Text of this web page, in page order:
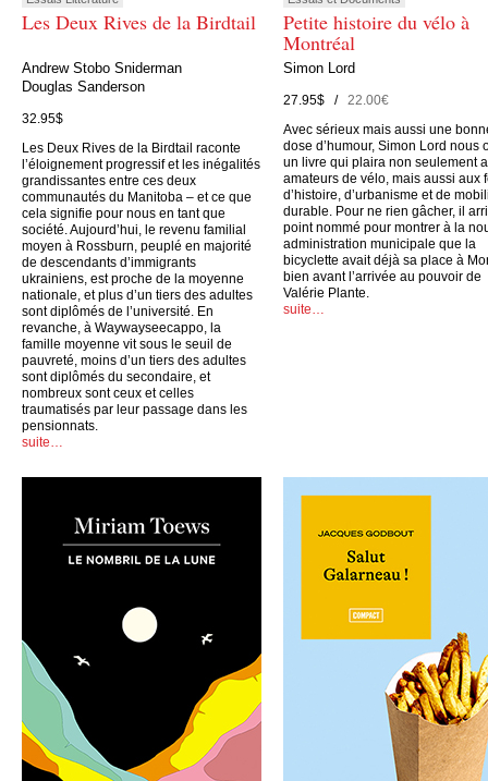
Les Deux Rives de la Birdtail
Andrew Stobo Sniderman
Douglas Sanderson
32.95$
Les Deux Rives de la Birdtail raconte
l’éloignement progressif et les inégalités
grandissantes entre ces deux
communautés du Manitoba – et ce que
cela signifie pour nous en tant que
société. Aujourd’hui, le revenu familial
moyen à Rossburn, peuplé en majorité
de descendants d’immigrants
ukrainiens, est proche de la moyenne
nationale, et plus d’un tiers des adultes
sont diplômés de l’université. En
revanche, à Waywayseecappo, la
famille moyenne vit sous le seuil de
pauvreté, moins d’un tiers des adultes
sont diplômés du secondaire, et
nombreux sont ceux et celles
traumatisés par leur passage dans les
pensionnats.
suite…
Petite histoire du vélo à
Montréal
Simon Lord
27.95$ /22.00€
Avec sérieux mais aussi une
dose d’humour, Simon Lord nous
un livre qui plaira non seulement
amateurs de vélo, mais aussi aux
d’histoire, d’urbanisme et de
durable. Pour ne rien gâcher, il
point nommé pour montrer à la
administration municipale que la
bicyclette avait déjà sa place à
bien avant l’arrivée au pouvoir de
Valérie Plante.
suite…